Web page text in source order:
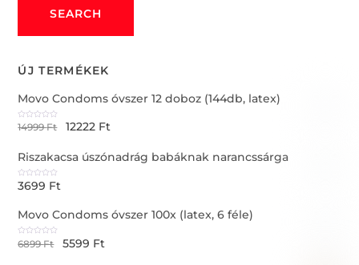
SEARCH
ÚJ TERMÉKEK
Movo Condoms óvszer 12 doboz (144db, latex)
R
a
d
0
o
u
t
o
14999Ft 12222 Ft
Riszakacsa úszónadrág babáknak narancssárga
R
a
d
0
o
u
t
o
3699 Ft
Movo Condoms óvszer 100x (latex, 6 féle)
R
a6899Ft 5599 Ft